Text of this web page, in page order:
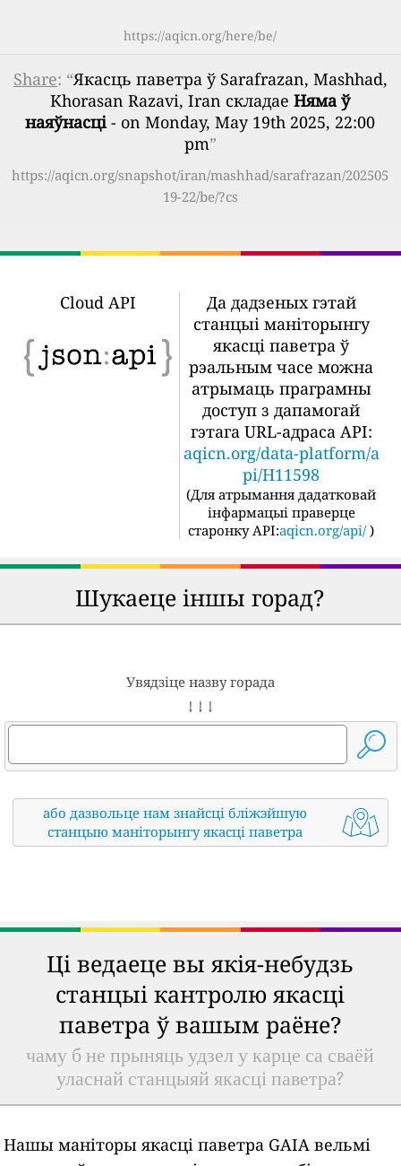
https://aqicn.org/here/be/
Share: “Якасць паветра ў Sarafrazan, Mashhad,
Khorasan Razavi, Iran складаеНяма ў
наяўнасці- on Monday, May 19th 2025, 22:00
pm”
https://aqicn.org/snapshot/iran/mashhad/sarafrazan/202505
19-22/be/?cs
Cloud API
Да дадзеных гэтай
станцыі маніторынгу
якасці паветра ў
рэальным часе можна
атрымаць праграмны
доступ з дапамогай
гэтага URL-адраса API:
aqicn.org/data-platform/a
pi/H11598
(Для атрымання дадатковай
інфармацыі праверце
старонку API:aqicn.org/api/ )
Шукаеце іншы горад?
Увядзіце назву горада
↓ ↓ ↓
або дазвольце нам знайсці бліжэйшую
станцыю маніторынгу якасці паветра
Ці ведаеце вы якія-небудзь
станцыі кантролю якасці
паветра ў вашым раёне?
чаму б не прыняць удзел у карце са сваёй
уласнай станцыяй якасці паветра?
Нашы маніторы якасці паветра GAIA вельмі